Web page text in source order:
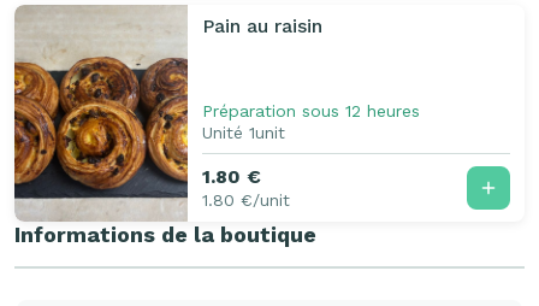
Pain au raisin
Préparation sous 12 heures
Unité 1unit
1.80 €
1.80 €/unit
Informations de la boutique